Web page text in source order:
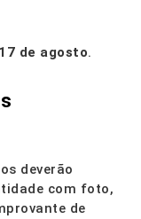
17 de agosto.
deverão
com foto,
de